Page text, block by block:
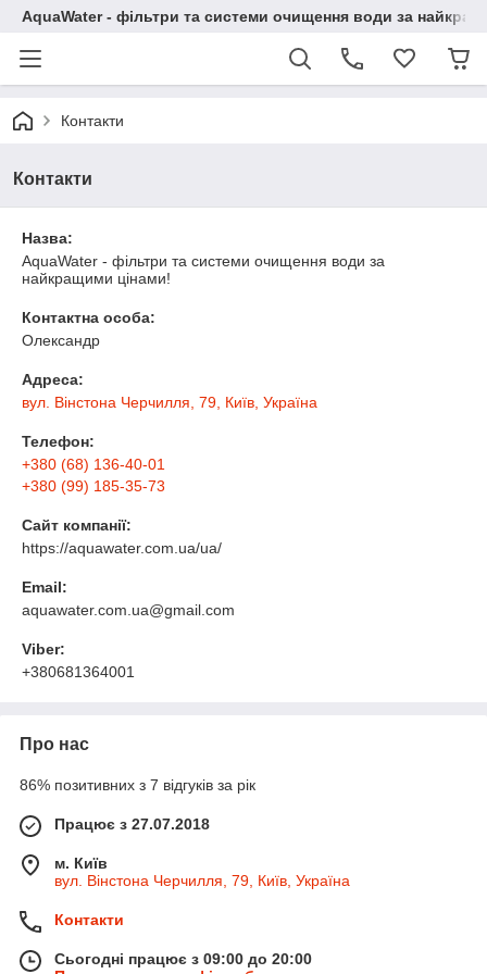
AquaWater - фільтри та системи очищення води за
Контакти
Контакти
Назва:
AquaWater - фільтри та системи очищення води за
найкращими цінами!
Контактна особа:
Олександр
Адреса:
вул. Вінстона Черчилля, 79, Київ, Україна
Телефон:
+380 (68) 136-40-01
+380 (99) 185-35-73
Сайт компанії:
https://aquawater.com.ua/ua/
Email:
aquawater.com.ua@gmail.com
Viber:
+380681364001
Про нас
86% позитивних з 7 відгуків за рік
Працює з 27.07.2018
м. Київ
вул. Вінстона Черчилля, 79, Київ, Україна
Контакти
Сьогодні працює з 09:00 до 20:00